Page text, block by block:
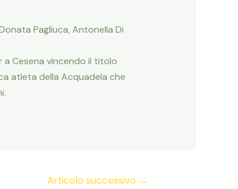
Pagliuca, Antonella Di
a Cesena vincendo il titolo
atleta della Acquadela che
Articolo successivo →